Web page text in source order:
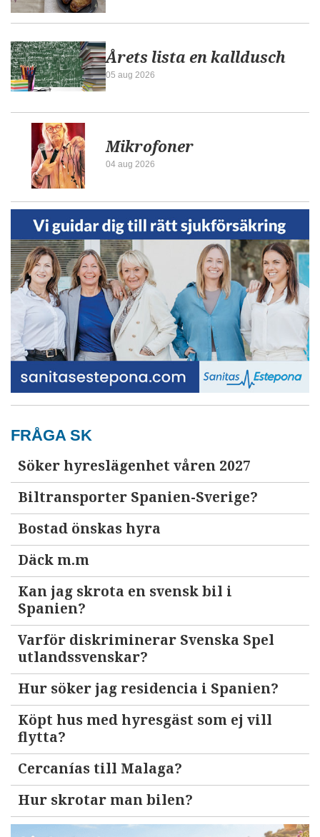
Årets lista en kalldusch
05 aug 2026
Mikrofoner
04 aug 2026
FRÅGA SK
Söker hyreslägenhet våren 2027
Biltransporter Spanien-Sverige?
Bostad önskas hyra
Däck m.m
Kan jag skrota en svensk bil i
Spanien?
Varför diskriminerar Svenska Spel
utlandssvenskar?
Hur söker jag residencia i Spanien?
Köpt hus med hyresgäst som ej vill
flytta?
Cercanías till Malaga?
Hur skrotar man bilen?